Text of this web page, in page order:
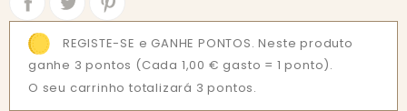
REGISTE-SE e GANHE PONTOS. Neste produto
ganhe 3 pontos (Cada 1,00 € gasto = 1 ponto).
O seu carrinho totalizará 3 pontos.